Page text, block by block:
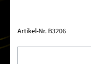
Artikel-Nr. B3206